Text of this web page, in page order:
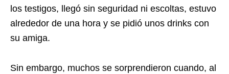
los testigos, llegó sin seguridad ni escoltas, estuvo
alrededor de una hora y se pidió unos drinks con
su amiga.
Sin embargo, muchos se sorprendieron cuando, al